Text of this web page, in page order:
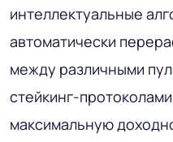
интеллектуальные
автоматически
между различными
стейкинг-
максимальную